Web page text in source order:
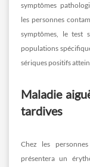
symptômes
les personnes
symptômes, le test
populations
sériques positifs
Maladie
tardives
Chez les
présentera un